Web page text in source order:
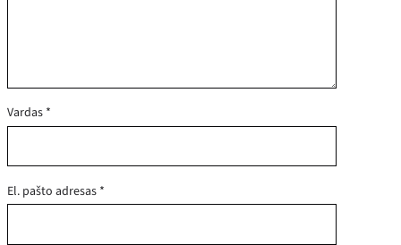
Vardas *
El. pašto adresas *